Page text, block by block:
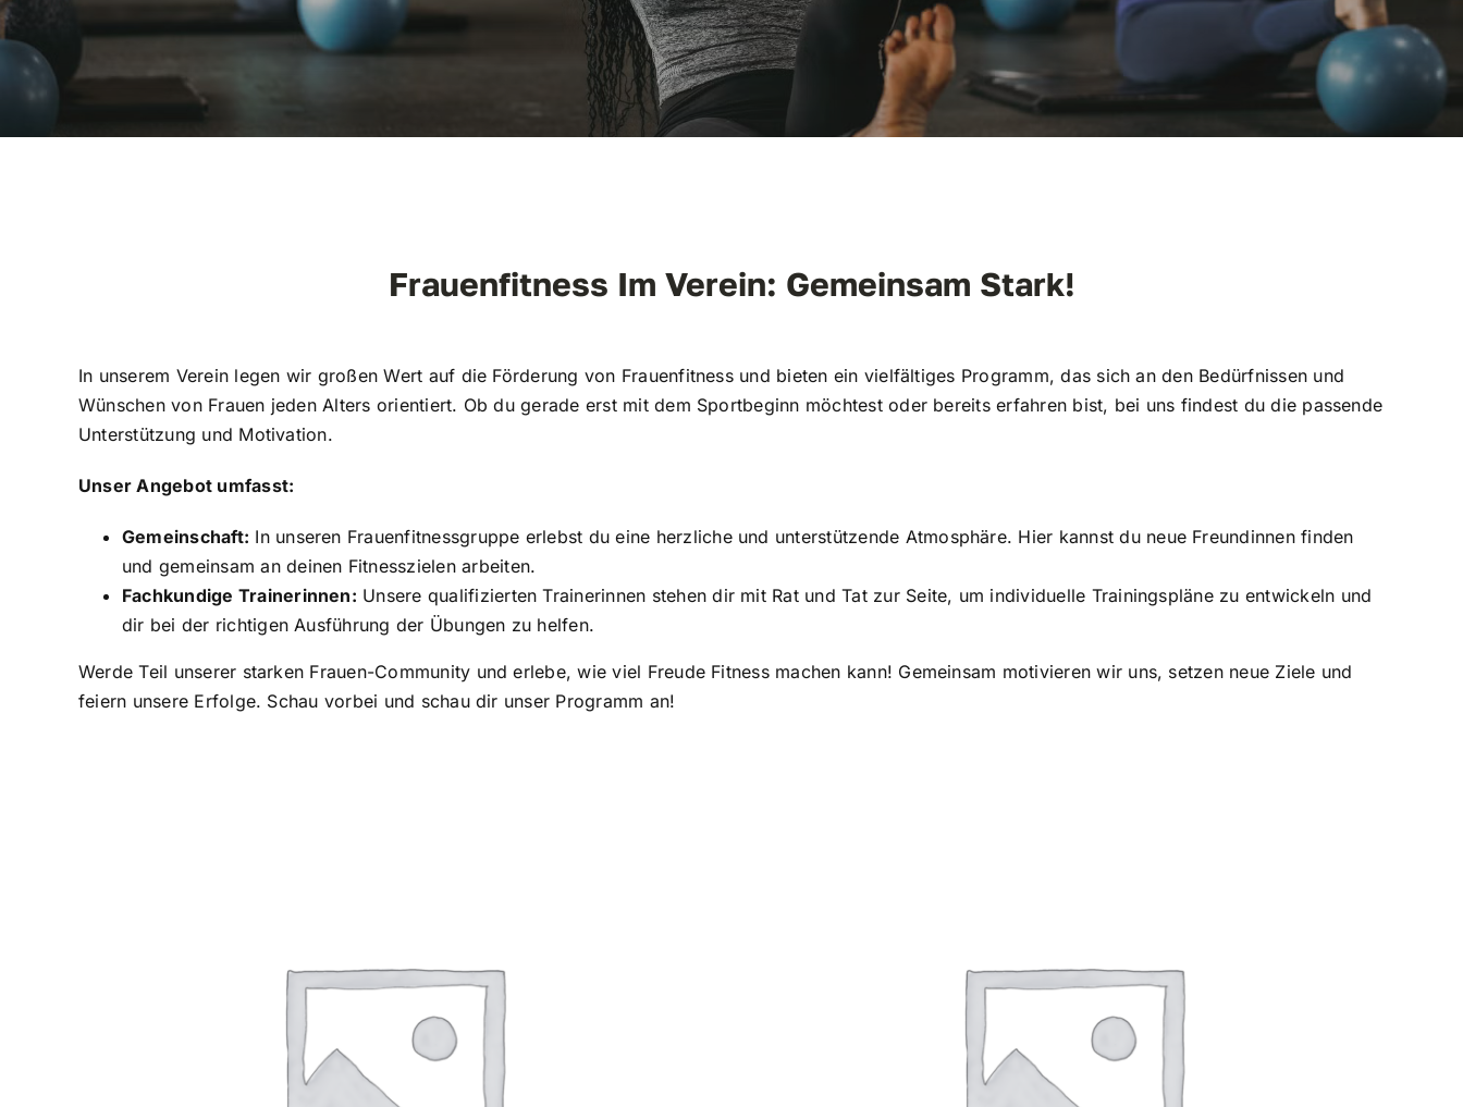
Frauenfitness Im Verein: Gemeinsam Stark!
In unserem Verein legen wir großen Wert auf die Förderung von Frauenfitness und bieten ein vielfältiges Programm, das sich an den Bedürfnissen und
Wünschen von Frauen jeden Alters orientiert. Ob du gerade erst mit dem Sportbeginn möchtest oder bereits erfahren bist, bei uns findest du die passende
Unterstützung und Motivation.
Unser Angebot umfasst:
Gemeinschaft: In unseren Frauenfitnessgruppe erlebst du eine herzliche und unterstützende Atmosphäre. Hier kannst du neue Freundinnen finden
und gemeinsam an deinen Fitnesszielen arbeiten.
Fachkundige Trainerinnen: Unsere qualifizierten Trainerinnen stehen dir mit Rat und Tat zur Seite, um individuelle Trainingspläne zu entwickeln und
dir bei der richtigen Ausführung der Übungen zu helfen.
Werde Teil unserer starken Frauen-Community und erlebe, wie viel Freude Fitness machen kann! Gemeinsam motivieren wir uns, setzen neue Ziele und
feiern unsere Erfolge. Schau vorbei und schau dir unser Programm an!